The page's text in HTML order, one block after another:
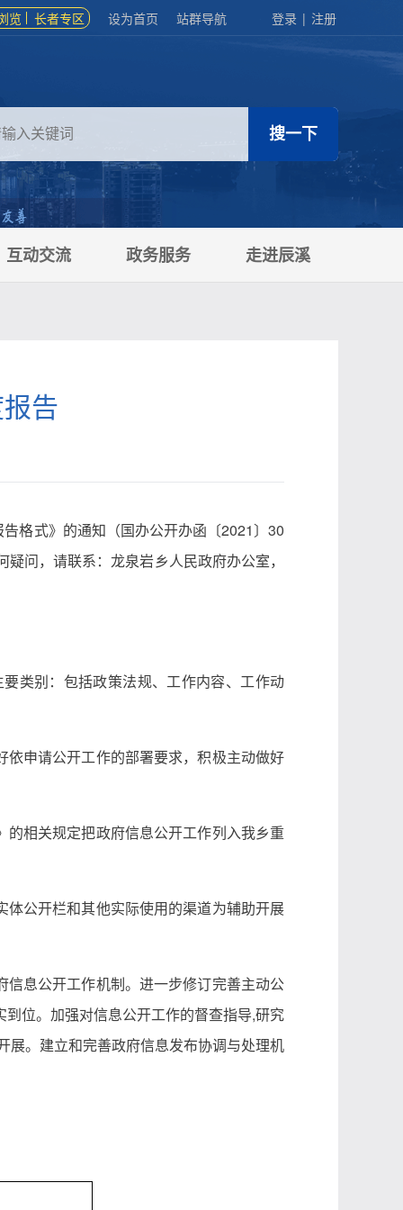
览 长者专区 设为首页 站群导航 登录 | 注册
互动交流 政务服务 走进辰溪
告
格式》的通知（国办公开办函〔2021〕30
问，请联系：龙泉岩乡人民政府办公室，
类别：包括政策法规、工作内容、工作动
申请公开工作的部署要求，积极主动做好
相关规定把政府信息公开工作列入我乡重
公开栏和其他实际使用的渠道为辅助开展
息公开工作机制。进一步修订完善主动公
位。加强对信息公开工作的督查指导,研究
展。建立和完善政府信息发布协调与处理机